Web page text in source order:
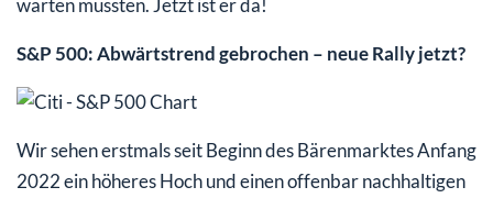
warten mussten. Jetzt ist er da!
S&P 500: Abwärtstrend gebrochen – neue Rally jetzt?
Wir sehen erstmals seit Beginn des Bärenmarktes Anfang
2022 ein höheres Hoch und einen offenbar nachhaltigen